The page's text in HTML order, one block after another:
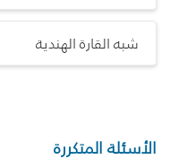
شبه القارة الهندية
الأسئلة المتكررة